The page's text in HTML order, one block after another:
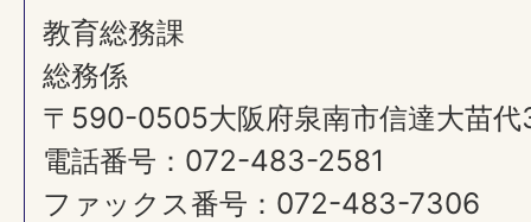
教育総務課
総務係
〒590-0505大阪府泉南市信達大苗
電話番号：072-483-2581
ファックス番号：072-483-7306